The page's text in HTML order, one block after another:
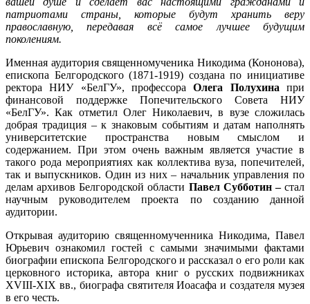
патриотами страны, которые будут хранить веру
православную, передавая всё самое лучшее будущим
поколениям.
Именная аудитория священномученика Никодима (Кононова),
епископа Белгородского (1871-1919) создана по инициативе
ректора НИУ «БелГУ», профессора
Олега Полухина
при
финансовой поддержке Попечительского Совета НИУ
«БелГУ». Как отметил Олег Николаевич, в вузе сложилась
добрая традиция – к знаковым событиям и датам наполнять
университетские пространства новым смыслом и
содержанием. При этом очень важным является участие в
такого рода мероприятиях как коллектива вуза, попечителей,
так и выпускников. Один из них – начальник управления по
делам архивов Белгородской области Павел Субботин – стал
научным руководителем проекта по созданию данной
аудитории.
Открывая аудиторию священномученника Никодима, Павел
Юрьевич ознакомил гостей с самыми значимыми фактами
биографии епископа Белгородского и рассказал о его роли как
церковного историка, автора книг о русских подвижниках
XVIII-XIX вв., биографа святителя Иоасафа и создателя музея
в его честь.